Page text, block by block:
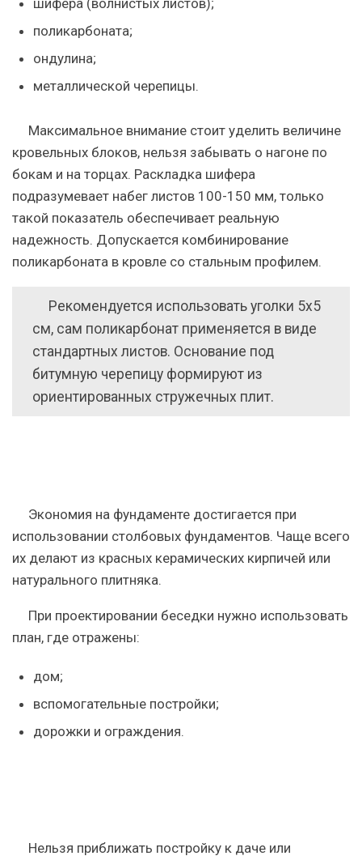
поликарбоната;
ондулина;
металлической черепицы.
Максимальное внимание стоит уделить величине
кровельных блоков, нельзя забывать о нагоне по
бокам и на торцах. Раскладка шифера
подразумевает набег листов 100-150 мм, только
такой показатель обеспечивает реальную
надежность. Допускается комбинирование
поликарбоната в кровле со стальным профилем.
Рекомендуется использовать уголки 5х5
см, сам поликарбонат применяется в виде
стандартных листов. Основание под
битумную черепицу формируют из
ориентированных стружечных плит.
Экономия на фундаменте достигается при
использовании столбовых фундаментов. Чаще всего
их делают из красных керамических кирпичей или
натурального плитняка.
При проектировании беседки нужно использовать
план, где отражены:
дом;
вспомогательные постройки;
дорожки и ограждения.
Нельзя приближать постройку к даче или